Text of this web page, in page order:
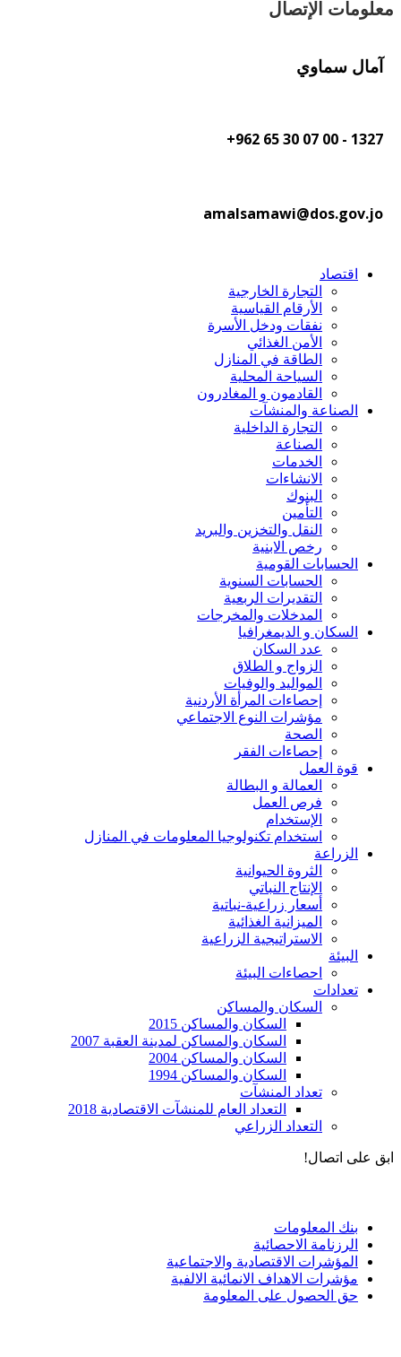
معلومات الإتصال
آمال سماوي
1327 - 00 07 30 65 962+
amalsamawi@dos.gov.jo
اقتصاد
التجارة الخارجية
الأرقام القياسية
نفقات ودخل الأسرة
الأمن الغذائي
الطاقة في المنازل
السياحة المحلية
القادمون و المغادرون
الصناعة والمنشآت
التجارة الداخلية
الصناعة
الخدمات
الانشاءات
البنوك
التأمين
النقل والتخزين والبريد
رخص الابنية
الحسابات القومية
الحسابات السنوية
التقديرات الربعية
المدخلات والمخرجات
السكان و الديمغرافيا
عدد السكان
الزواج و الطلاق
المواليد والوفيات
إحصاءات المرأة الأردنية
مؤشرات النوع الاجتماعي
الصحة
إحصاءات الفقر
قوة العمل
العمالة و البطالة
فرص العمل
الإستخدام
استخدام تكنولوجيا المعلومات في المنازل
الزراعة
الثروة الحيوانية
الإنتاج النباتي
أسعار زراعية-نباتية
الميزانية الغذائية
الاستراتيجية الزراعية
البيئة
احصاءات البيئة
تعدادات
السكان والمساكن
السكان والمساكن 2015
السكان والمساكن لمدينة العقبة 2007
السكان والمساكن 2004
السكان والمساكن 1994
تعداد المنشآت
التعداد العام للمنشآت الاقتصادية 2018
التعداد الزراعي
ابق على اتصال!
بنك المعلومات
الرزنامة الاحصائية
المؤشرات الاقتصادية والاجتماعية
مؤشرات الاهداف الانمائية الالفية
حق الحصول على المعلومة